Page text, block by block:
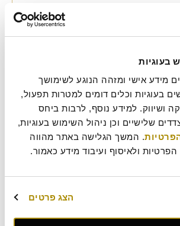
בעוגיות
ולאיסוף ועיבוד מידע כאמור.
הצג פרטים
לאוזן המן צ'אנקי שוקולד! אל תשכחו לספר